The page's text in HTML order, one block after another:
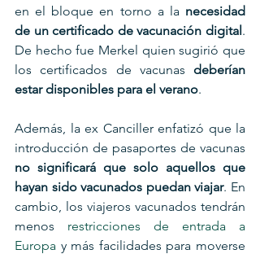
en el bloque en torno a la necesidad
de un certificado de vacunación digital.
De hecho fue Merkel quien sugirió que
los certificados de vacunas deberían
estar disponibles para el verano.
Además, la ex Canciller enfatizó que la
no significará que solo aquellos que
hayan sido vacunados puedan viajar. En
cambio, los viajeros vacunados tendrán
menos restricciones de entrada a
Europa y más facilidades para moverse